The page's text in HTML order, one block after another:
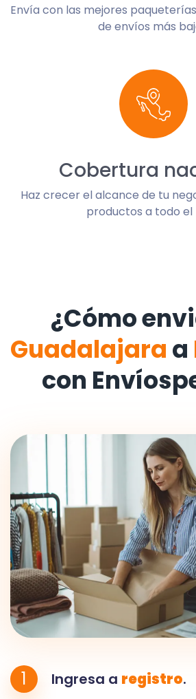
Envía con las mejores
de envíos más
Cobertura
Haz crecer el alcance de tu
productos a todo el
¿Cómo
Guadalajara a
con
1 Ingresa a registro.